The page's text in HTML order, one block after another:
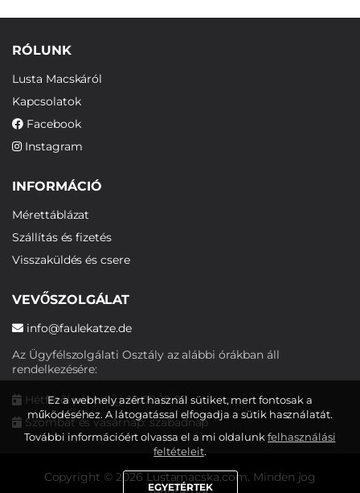
RÓLUNK
Lusta Macskáról
Kapcsolatok
Facebook
Instagram
INFORMÁCIÓ
Mérettáblázat
Szállítás és fizetés
Visszaküldés és csere
VEVŐSZOLGÁLAT
info@faulekatze.de
Az Ügyfélszolgálati Osztály az alábbi órákban áll
rendelkezésére:
Hétfőtől péntekig: 10:00-19:00
Szombat és vasárnap: szabadnap
Copyright © 2026 Lustamacska.com. Minden jog
Ez a webhely azért használ sütiket, mert fontosak a
működéséhez. A látogatással elfogadja a sütik használatát.
További információért olvassa el a mi oldalunkfelhasználási
feltételeit.
EGYETÉRTEK